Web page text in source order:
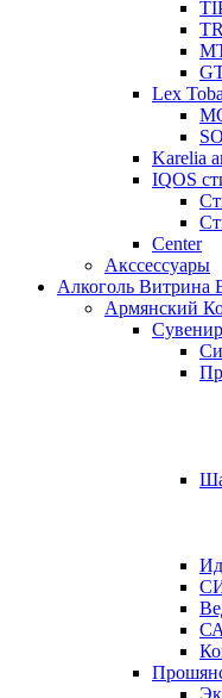
Lex
Karelia
IQOS
Сenter
Акссессуары
Алкоголь
Армянский